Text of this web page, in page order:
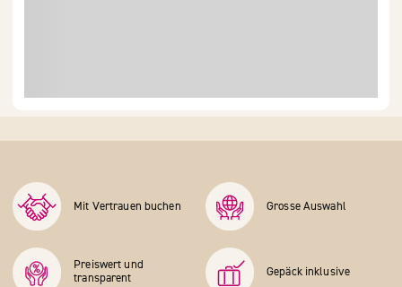
Mit Vertrauen buchen Grosse Auswahl
Preiswert und
transparent
Gepäck inklusive